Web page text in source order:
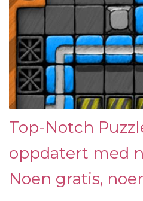
Top-Notch
oppdatert med
Noen gratis,